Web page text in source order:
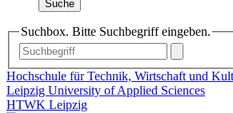
Suche
Suchbox. Bitte Suchbegriff eingeben.
Hochschule für Technik, Wirtschaft und
Leipzig University of Applied Sciences
HTWK Leipzig